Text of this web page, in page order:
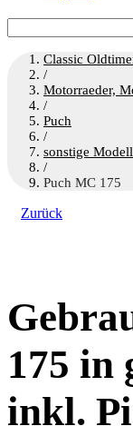
nach:
Classic
/
Motorraeder,
/
Puch
/
sonstige
/
Puch MC 175
Zurück
175 in
inkl.